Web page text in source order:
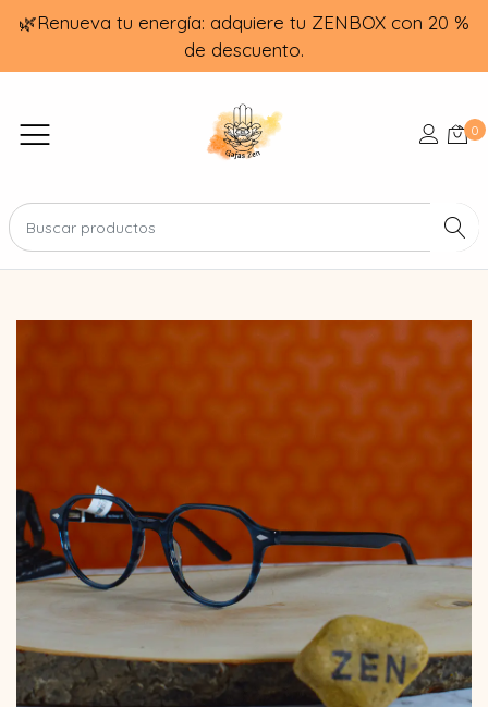
🌿Renueva tu energía: adquiere tu ZENBOX con 20 %
de descuento.
0